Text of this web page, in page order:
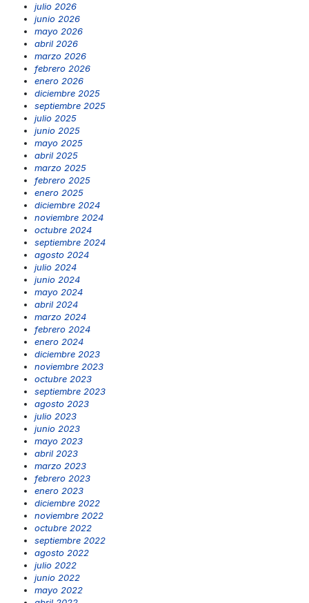
julio 2026
junio 2026
mayo 2026
abril 2026
marzo 2026
febrero 2026
enero 2026
diciembre 2025
septiembre 2025
julio 2025
junio 2025
mayo 2025
abril 2025
marzo 2025
febrero 2025
enero 2025
diciembre 2024
noviembre 2024
octubre 2024
septiembre 2024
agosto 2024
julio 2024
junio 2024
mayo 2024
abril 2024
marzo 2024
febrero 2024
enero 2024
diciembre 2023
noviembre 2023
octubre 2023
septiembre 2023
agosto 2023
julio 2023
junio 2023
mayo 2023
abril 2023
marzo 2023
febrero 2023
enero 2023
diciembre 2022
noviembre 2022
octubre 2022
septiembre 2022
agosto 2022
julio 2022
junio 2022
mayo 2022